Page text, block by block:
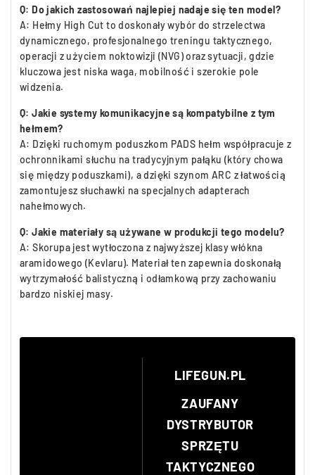
Q: Do jakich zastosowań najlepiej nadaje się ten model?
A: Hełmy High Cut to doskonały wybór do strzelectwa
dynamicznego, profesjonalnego treningu taktycznego,
operacji z użyciem noktowizji (NVG) oraz sytuacji, gdzie
kluczowa jest niska waga, mobilność i szerokie pole
widzenia.
Q: Jakie systemy komunikacyjne są kompatybilne z tym
hełmem?
A: Dzięki ruchomym poduszkom PADS hełm współpracuje z
ochronnikami słuchu na tradycyjnym pałąku (który chowa
się między poduszkami), a dzięki szynom ARC z łatwością
zamontujesz słuchawki na specjalnych adapterach
nahełmowych.
Q: Jakie materiały są używane w produkcji tego modelu?
A: Skorupa jest wytłoczona z najwyższej klasy włókna
aramidowego (Kevlaru). Materiał ten zapewnia doskonałą
wytrzymałość balistyczną i odłamkową przy zachowaniu
bardzo niskiej masy.
LIFEGUN.PL
ZAUFANY
DYSTRYBUTOR
SPRZĘTU
TAKTYCZNEGO